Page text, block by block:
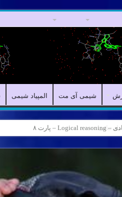
شیمی آی مت المپیاد شیمی
نباتی